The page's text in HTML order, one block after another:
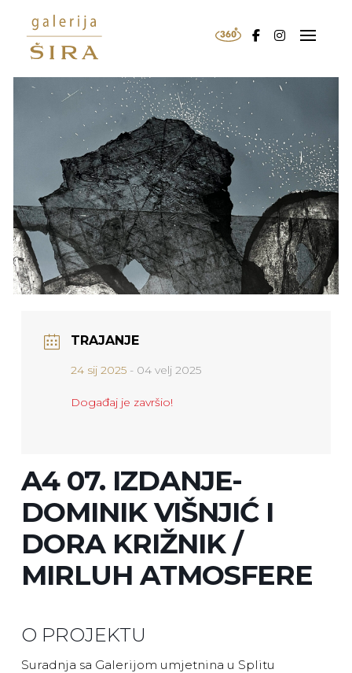
TRAJANJE
24 sij 2025- 04 velj 2025
Događaj je završio!
A4 07. IZDANJE-
DOMINIK VIŠNJIĆ I
DORA KRIŽNIK /
MIRLUH ATMOSFERE
O PROJEKTU
Suradnja sa Galerijom umjetnina u Splitu